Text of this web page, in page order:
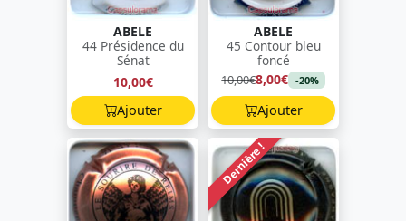
ABELE
44 Présidence du
Sénat
10,00€
Ajouter
ABELE
45 Contour bleu
foncé
10,00€8,00€ -20%
Ajouter
Dernière !